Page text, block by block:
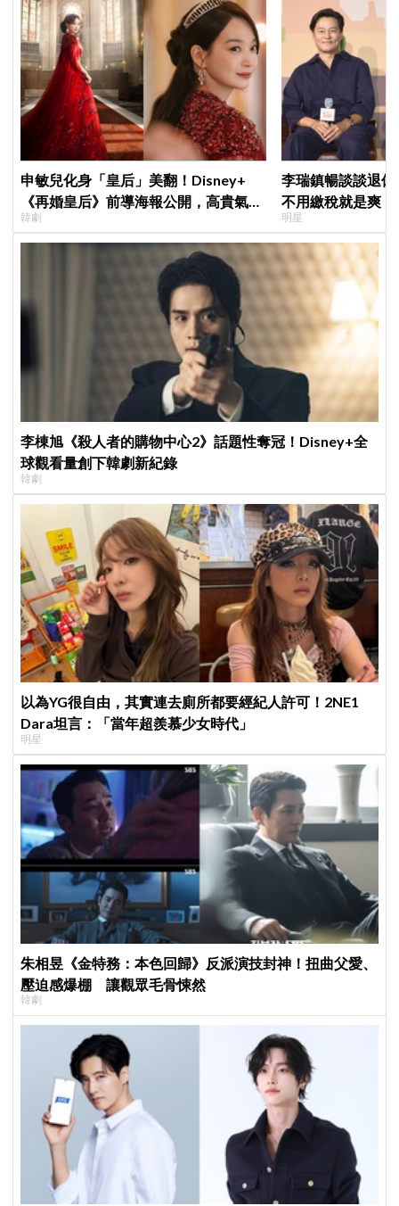
申敏兒化身「皇后」美翻！Disney+
《再婚皇后》前導海報公開，高貴氣場
＋豪華主演陣容讓人超期待！
韓劇
李瑞鎮暢談談退
不用繳稅就是爽
明星
李棟旭《殺人者的購物中心2》話題性奪冠！Disney+全
球觀看量創下韓劇新紀錄
韓劇
以為YG很自由，其實連去廁所都要經紀人許可！2NE1
Dara坦言：「當年超羨慕少女時代」
明星
朱相昱《金特務：本色回歸》反派演技封神！扭曲父愛、
壓迫感爆棚 讓觀眾毛骨悚然
韓劇